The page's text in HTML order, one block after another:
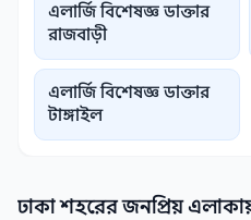
এলার্জি বিশেষজ্ঞ ডাক্তার
রাজবাড়ী
এলার্জি বিশেষজ্ঞ ডাক্তার
টাঙ্গাইল
ঢাকা শহরের জনপ্রিয়